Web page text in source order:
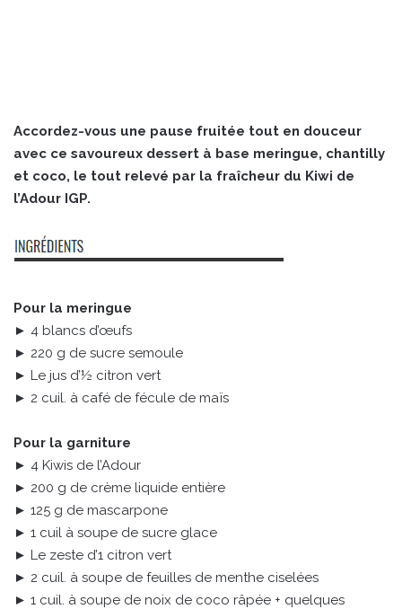
Accordez-vous une pause fruitée tout en douceur
avec ce savoureux dessert à base meringue, chantilly
et coco, le tout relevé par la fraîcheur du Kiwi de
l’Adour IGP.
Pour la meringue
► 4 blancs d’œufs
► 220 g de sucre semoule
► Le jus d’½ citron vert
► 2 cuil. à café de fécule de maïs
Pour la garniture
► 4 Kiwis de l’Adour
► 200 g de crème liquide entière
► 125 g de mascarpone
► 1 cuil à soupe de sucre glace
► Le zeste d’1 citron vert
► 2 cuil. à soupe de feuilles de menthe ciselées
► 1 cuil. à soupe de noix de coco râpée + quelques